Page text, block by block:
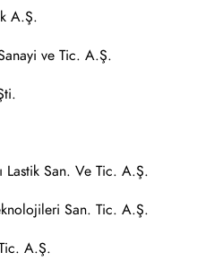
A.Ş.
ve Tic. A.Ş.
Lastik San. Ve Tic. A.Ş.
San. Tic. A.Ş.
A.Ş.